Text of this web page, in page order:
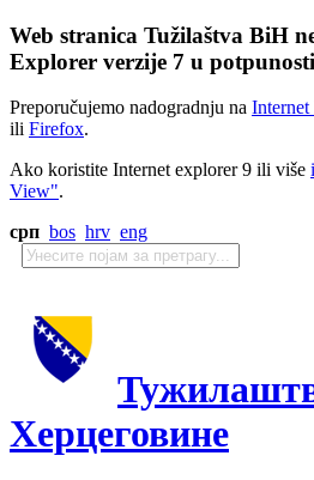
Web stranica Tužilaštva BiH
Explorer verzije 7 u
Preporučujemo nadogradnju na
ili Firefox.
Ako koristite Internet explorer 9 ili više
View".
срп bos hrv eng
Херцеговине